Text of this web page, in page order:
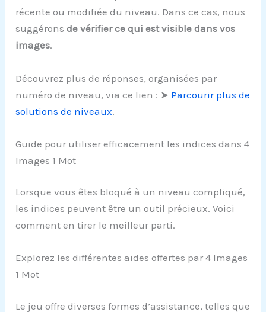
récente ou modifiée du niveau. Dans ce cas, nous
suggéronsde vérifier ce qui est visible dans vos
images.
Découvrez plus de réponses, organisées par
numéro de niveau, via ce lien : ➤ Parcourir plus de
solutions de niveaux.
Guide pour utiliser efficacement les indices dans 4
Images 1 Mot
Lorsque vous êtes bloqué à un niveau compliqué,
les indices peuvent être un outil précieux. Voici
comment en tirer le meilleur parti.
Explorez les différentes aides offertes par 4 Images
1 Mot
Le jeu offre diverses formes d’assistance, telles que